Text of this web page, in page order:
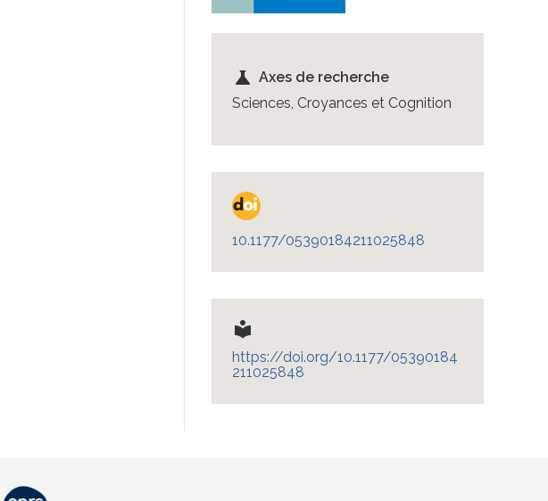
science Axes de recherche
Sciences, Croyances et Cognition
10.1177/05390184211025848
local_library
https://doi.org/10.1177/05390184
211025848